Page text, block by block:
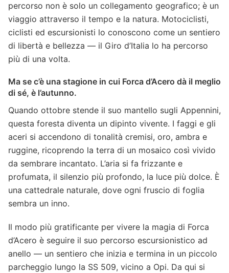
percorso non è solo un collegamento geografico; è un
viaggio attraverso il tempo e la natura. Motociclisti,
ciclisti ed escursionisti lo conoscono come un sentiero
di libertà e bellezza — il Giro d’Italia lo ha percorso
più di una volta.
Ma se c’è una stagione in cui Forca d’Acero dà il meglio
di sé, è l’autunno.
Quando ottobre stende il suo mantello sugli Appennini,
questa foresta diventa un dipinto vivente. I faggi e gli
aceri si accendono di tonalità cremisi, oro, ambra e
ruggine, ricoprendo la terra di un mosaico così vivido
da sembrare incantato. L’aria si fa frizzante e
profumata, il silenzio più profondo, la luce più dolce. È
una cattedrale naturale, dove ogni fruscio di foglia
sembra un inno.
Il modo più gratificante per vivere la magia di Forca
d’Acero è seguire il suo percorso escursionistico ad
anello — un sentiero che inizia e termina in un piccolo
parcheggio lungo la SS 509, vicino a Opi. Da qui si